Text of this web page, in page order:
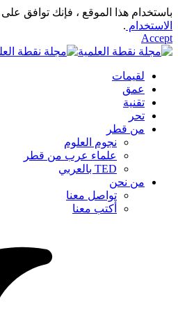
باستخدام هذا الموقع ، فإنك توافق على
الاستخدام .
Accept
لقيمات
عمق
تقنية
تحر
من قطر
نجوم العلوم
علماء عرب من قطر
TED بالعربي
من نحن
تواصل معنا
أكتب معنا